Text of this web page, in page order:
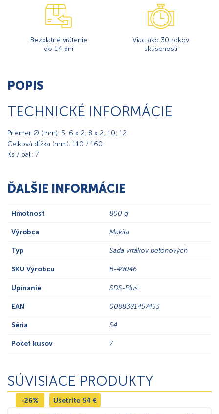
Bezplatné vrátenie
do 14 dní
Viac ako 30 rokov
skúseností
POPIS
TECHNICKÉ INFORMÁCIE
Priemer Ø (mm): 5; 6 x 2; 8 x 2; 10; 12
Celková dĺžka (mm): 110 / 160
Ks / bal.: 7
ĎALŠIE INFORMÁCIE
Hmotnosť 800 g
Výrobca Makita
Typ Sada vrtákov betónových
SKU Výrobcu B-49046
Upínanie SDS-Plus
EAN 0088381457453
Séria S4
Počet kusov 7
SÚVISIACE PRODUKTY
-26% Ušetríte 54 €